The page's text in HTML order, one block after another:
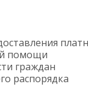
помощи
граждан
распорядка